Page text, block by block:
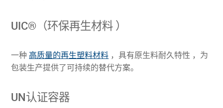
UIC®（环保再生材料 ）
一种 高质量的再生塑料材料 ，具有原生料耐久特性 ，为
包装生产提供了可持续的替代方案。
UN认证容器